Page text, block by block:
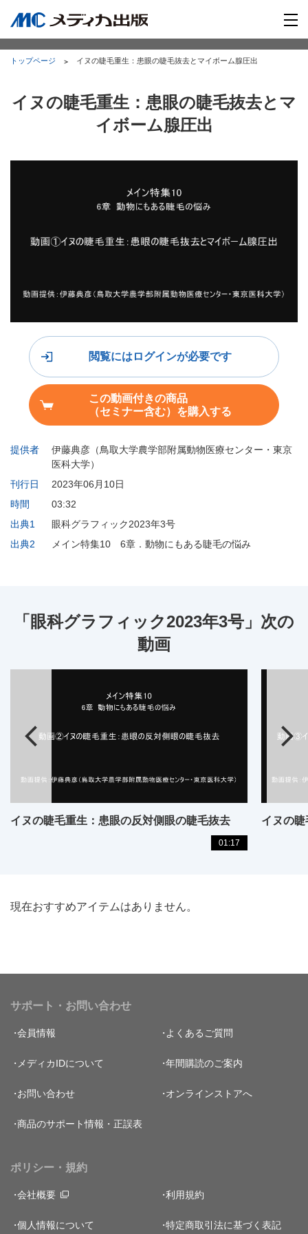
トップページ イヌの睫毛重生：患眼の睫毛抜去とマイボーム腺圧出
イヌの睫毛重生：患眼の睫毛抜去とマ
イボーム腺圧出
提供者
伊藤典彦（鳥取大学農学部附属動物医療センター・東京
医科大学）
刊行日
2023年06月10日
時間
03:32
出典1
眼科グラフィック2023年3号
出典2
メイン特集10 6章．動物にもある睫毛の悩み
閲覧にはログインが必要です
この動画付きの商品
（セミナー含む）を購入する
「眼科グラフィック2023年3号」次の
動画
イヌの睫毛重生：患眼の反対側眼の睫毛抜去
01:17
現在おすすめアイテムはありません。
サポート・お問い合わせ
会員情報 よくあるご質問
メディカIDについて 年間購読のご案内
お問い合わせ オンラインストアへ
商品のサポート情報・正誤表
ポリシー・規約
会社概要 利用規約
個人情報について 特定商取引法に基づく表記